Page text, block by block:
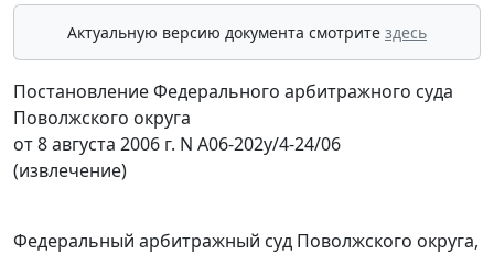
Актуальную версию документа смотрите здесь
Постановление Федерального арбитражного суда
Поволжского округа
от 8 августа 2006 г. N А06-202у/4-24/06
(извлечение)
Федеральный арбитражный суд Поволжского округа,